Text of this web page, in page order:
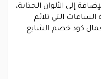
إلى الألوان الجذابة،
التي تلائم
كود خصم الشايع